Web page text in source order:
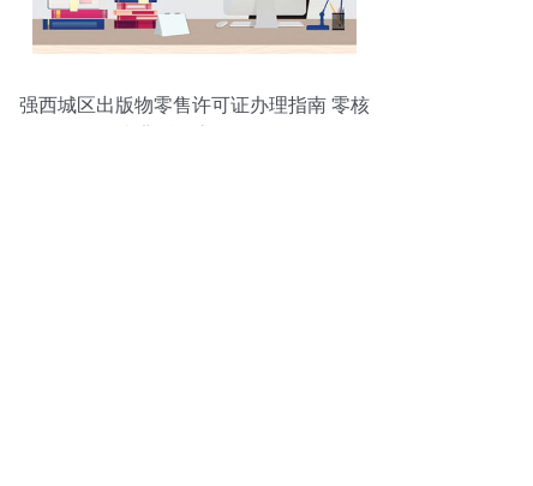
强西城区出版物零售许可证办理指南 零核